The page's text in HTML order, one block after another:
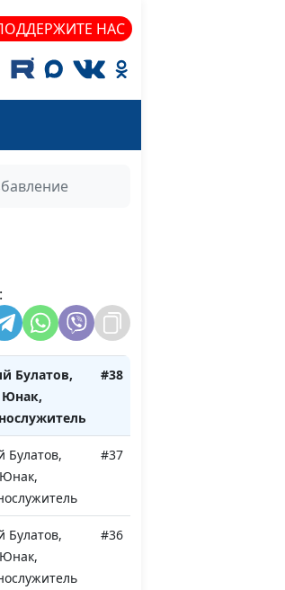
НАС
Булатов,
Юнак,
#38
Булатов,
#37
Булатов,
#36